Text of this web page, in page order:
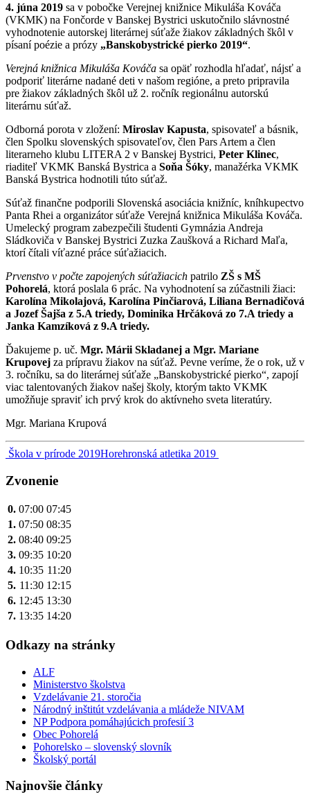
4. júna 2019 sa v pobočke Verejnej knižnice Mikuláša Kováča
(VKMK) na Fončorde v Banskej Bystrici uskutočnilo slávnostné
vyhodnotenie autorskej literárnej súťaže žiakov základných škôl v
písaní poézie a prózy „Banskobystrické pierko 2019“.
Verejná knižnica Mikuláša Kováča sa opäť rozhodla hľadať, nájsť a
podporiť literárne nadané deti v našom regióne, a preto pripravila
pre žiakov základných škôl už 2. ročník regionálnu autorskú
literárnu súťaž.
Odborná porota v zložení: Miroslav Kapusta, spisovateľ a básnik,
člen Spolku slovenských spisovateľov, člen Pars Artem a člen
literarneho klubu LITERA 2 v Banskej Bystrici, Peter Klinec,
riaditeľ VKMK Banská Bystrica a Soňa Šóky, manažérka VKMK
Banská Bystrica hodnotili túto súťaž.
Súťaž finančne podporili Slovenská asociácia knižníc, kníhkupectvo
Panta Rhei a organizátor súťaže Verejná knižnica Mikuláša Kováča.
Umelecký program zabezpečili študenti Gymnázia Andreja
Sládkoviča v Banskej Bystrici Zuzka Zaušková a Richard Maľa,
ktorí čítali víťazné práce súťažiacich.
Prvenstvo v počte zapojených súťažiacich patrilo ZŠ s MŠ
Pohorelá, ktorá poslala 6 prác. Na vyhodnotení sa zúčastnili žiaci:
Karolína Mikolajová, Karolína Pinčiarová, Liliana Bernadičová
a Jozef Šajša z 5.A triedy, Dominika Hrčáková zo 7.A triedy a
Janka Kamzíková z 9.A triedy.
Ďakujeme p. uč. Mgr. Márii Skladanej a Mgr. Mariane
Krupovej za prípravu žiakov na súťaž. Pevne veríme, že o rok, už v
3. ročníku, sa do literárnej súťaže „Banskobystrické pierko“, zapojí
viac talentovaných žiakov našej školy, ktorým takto VKMK
umožňuje spraviť ich prvý krok do aktívneho sveta literatúry.
Mgr. Mariana Krupová
Navigácia
v
Škola v prírode 2019Horehronská atletika 2019
Zvonenie
0. 07:00 07:45
1. 07:50 08:35
2. 08:40 09:25
3. 09:35 10:20
4. 10:35 11:20
5. 11:30 12:15
6. 12:45 13:30
7. 13:35 14:20
Odkazy na stránky
ALF
Ministerstvo školstva
Vzdelávanie 21. storočia
Národný inštitút vzdelávania a mládeže NIVAM
NP Podpora pomáhajúcich profesií 3
Obec Pohorelá
Pohorelsko – slovenský slovník
Školský portál
Najnovšie články